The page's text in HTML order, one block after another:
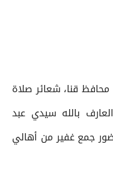
قنا، شعائر صلاة
بالله سيدي عبد
جمع غفير من أهالي